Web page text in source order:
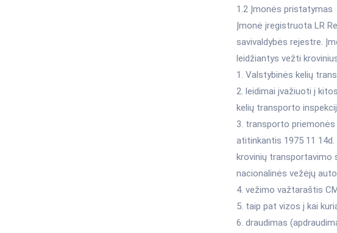
1.2 Įmonės pristatymas
Įmonė įregistruota LR
savivaldybės rejestre.
leidžiantys vežti
1. Valstybinės kelių
2. leidimai įvažiuoti į
kelių transporto
3. transporto
atitinkantis 1975 11
krovinių transportavimo
nacionalinės vežėjų
4. vežimo važtaraštis
5. taip pat vizos į kai
6. draudimas